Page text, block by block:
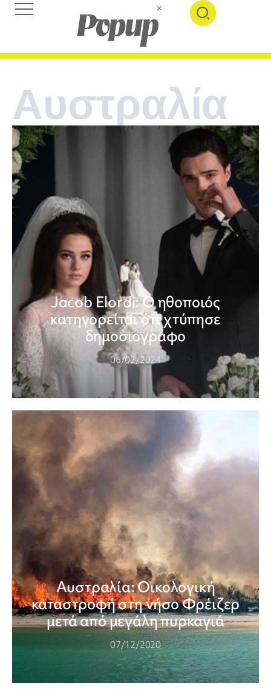
Αυστραλία
Jacob Elordi: Ο ηθοποιός
κατηγορείται ότι χτύπησε
δημοσιογράφο
06/02/2024
Αυστραλία: Οικολογική
καταστροφή στη νήσο Φρέιζερ
μετά από μεγάλη πυρκαγιά
07/12/2020